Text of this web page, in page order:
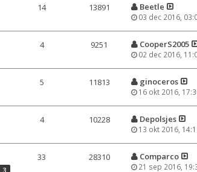
14 13891 Beetle
03 dec 2016,
4 9251 CooperS2005
02 dec 2016,
5 11813 ginoceros
16 okt 2016,
4 10228 Depolsjes
13 okt 2016,
3
33 28310 Comparco
21 sep 2016,